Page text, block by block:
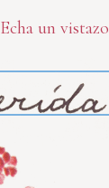
Echa un vistazo